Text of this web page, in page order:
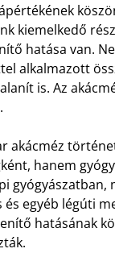
kiemelkedő
hatása van.
alkalmazott
is. Az
akácméz
hanem
és egyéb légúti
hatásának